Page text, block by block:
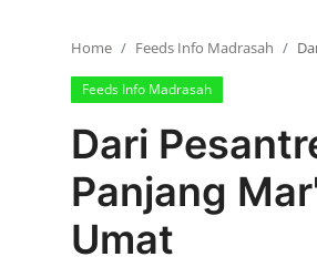
Raport Digital Madrasah
Cloud Drive
Bank Soal
Registrasi
Home Feeds Info Madrasah
Feeds Info Madrasah
Dari
Panjang
Umat